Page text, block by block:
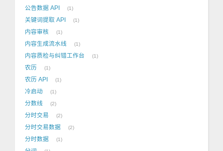
公告数据 API 1
关键词提取 API 1
内容审核 1
内容生成流水线 1
内容质检与纠错工作台 1
农历 1
农历 API 1
冷启动 1
分数线 2
分时交易 2
分时交易数据 2
分时数据 1